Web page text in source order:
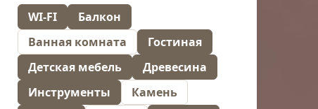
WI-FI
Балкон
Ванная комната
Гостиная
Детская мебель
Древесина
Инструменты
Камень